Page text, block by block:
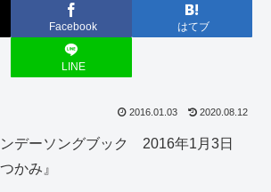
Facebook はてブ
LINE
2016.01.03 2020.08.12
デーソングブック 2016年1月3日
かみ』